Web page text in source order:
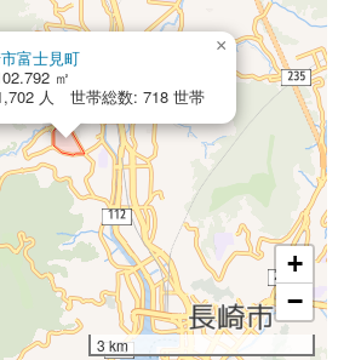
富士見町
㎡
人 世帯総数: 718 世帯
×
+
−
3 km